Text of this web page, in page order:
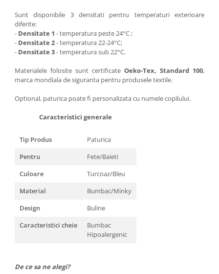
Sunt disponibile 3 densitati pentru temperaturi exterioare
diferite:
- Densitate 1 - temperatura peste 24°C ;
- Densitate 2- temperatura 22-24°C;
- Densitate 3- temperatura sub 22°C.
Materialele folosite sunt certificate Oeko-Tex, Standard 100,
marca mondiala de siguranta pentru produsele textile.
Optional, paturica poate fi personalizata cu numele copilului.
Caracteristici generale
Tip Produs
Paturica
Pentru
Fete/Baieti
Culoare
Turcoaz/Bleu
Material
Bumbac/Minky
Design
Buline
Caracteristici cheie
Bumbac
Hipoalergenic
De ce sa ne alegi?